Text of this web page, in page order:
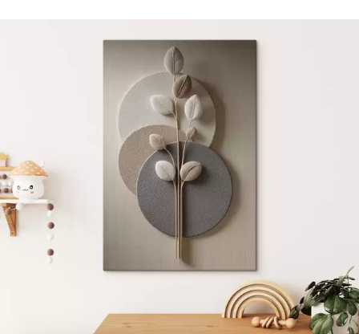
Яскраві, насичені кольори
Стійкість до вицвітання
Безпечне чорнило без запаху
Поверхня з текстурою полотна
Екологічний матеріал
Преміум
Від363
Яскраві, насичені кольори
Стійкість до вицвітання
Безпечне чорнило без запаху
Поверхня з текстурою полотна